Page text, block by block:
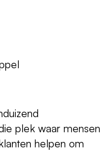
plek waar mensen
helpen om